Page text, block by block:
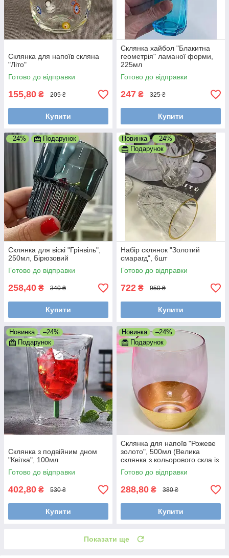
Склянка для напоїв скляна
"Літо"
Готово до відправки
155,80 ₴ 205 ₴
Купити
Склянка хайбол "Блакитна
геометрія" ламаної форми,
225мл
Готово до відправки
247 ₴ 325 ₴
Купити
–24% Подарунок
Склянка для віскі "Грінвіль",
250мл, Бірюзовий
Готово до відправки
258,40 ₴ 340 ₴
Купити
Новинка
–24%
Подарунок
Набір склянок "Золотий
смарагд", 6шт
Готово до відправки
722 ₴ 950 ₴
Купити
Новинка
–24%
Подарунок
Склянка з подвійним дном
"Квітка", 100мл
Готово до відправки
402,80 ₴ 530 ₴
Купити
Новинка
–24%
Подарунок
Склянка для напоїв "Рожеве
золото", 500мл (Велика
склянка з кольорового скла із
золотим обідком)
Готово до відправки
288,80 ₴ 380 ₴
Купити
Показати ще